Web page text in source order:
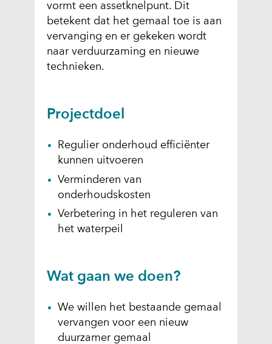
d
i
n
g
i
r
b
e
l
vormt een assetknelpunt. Dit
betekent dat het gemaal toe is aan
vervanging en er gekeken wordt
naar verduurzaming en nieuwe
technieken.
Projectdoel
Regulier onderhoud efficiënter
kunnen uitvoeren
Verminderen van
onderhoudskosten
Verbetering in het reguleren van
het waterpeil
Wat gaan we doen?
We willen het bestaande gemaal
vervangen voor een nieuw
duurzamer gemaal